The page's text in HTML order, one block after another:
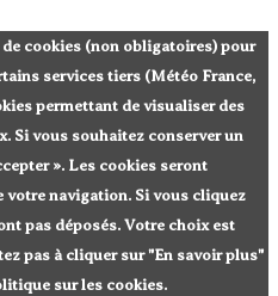
cookies (non obligatoires) pour
services tiers (Météo France,
permettant de visualiser des
Si vous souhaitez conserver un
». Les cookies seront
votre navigation. Si vous cliquez
pas déposés. Votre choix est
pas à cliquer sur "En savoir plus"
sur les cookies.